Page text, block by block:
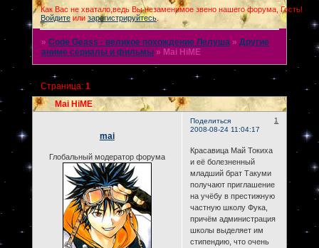
Как Вас не хватало,ведь Вы незаменимое звено нашего форума, Гость!
Войдитеили зарегистрируйтесь.
» Code Geass - великое похождение Лелуша » Другие
аниме сериалы и фильмы » Mai HiME
Mai HiME
Страница: 1
Поделиться
1
2008-08-24 11:04:17
mai
Глобальный модератор форума
Красавица Май Токиха
и её болезненный
младший брат Такуми
получают приглашение
на учёбу в престижную
частную школу Фука,
причём администрация
школы выделяет им
стипендию, что очень